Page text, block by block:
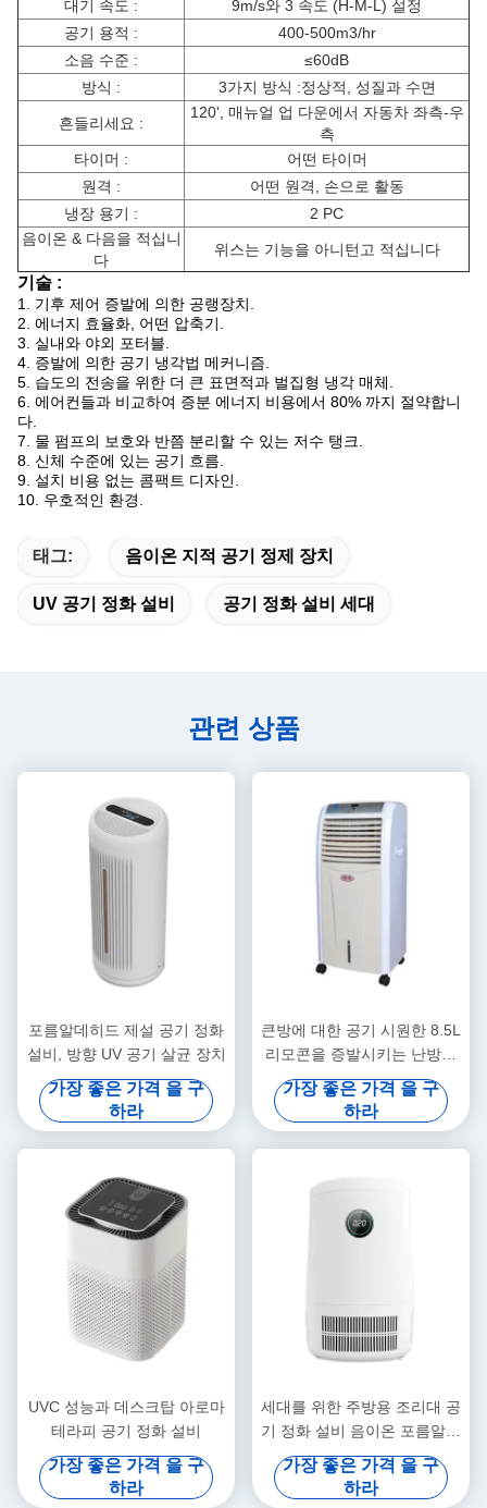
대기 속도 :
9m/s와 3 속도 (H-M-L) 설정
공기 용적 :
400-500m3/hr
소음 수준 :
≤60dB
방식 :
3가지 방식 :정상적, 성질과 수면
흔들리세요 :
120', 매뉴얼 업 다운에서 자동차 좌측-우
측
타이머 :
어떤 타이머
원격 :
어떤 원격, 손으로 활동
냉장 용기 :
2 PC
음이온 & 다음을 적십니
다
위스는 기능을 아니턴고 적십니다
기술 :
1. 기후 제어 증발에 의한 공랭장치.
2. 에너지 효율화, 어떤 압축기.
3. 실내와 야외 포터블.
4. 증발에 의한 공기 냉각법 메커니즘.
5. 습도의 전송을 위한 더 큰 표면적과 벌집형 냉각 매체.
6. 에어컨들과 비교하여 증분 에너지 비용에서 80% 까지 절약합니
다.
7. 물 펌프의 보호와 반쯤 분리할 수 있는 저수 탱크.
8. 신체 수준에 있는 공기 흐름.
9. 설치 비용 없는 콤팩트 디자인.
10. 우호적인 환경.
태그: 음이온 지적 공기 정제 장치
UV 공기 정화 설비 공기 정화 설비 세대
관련 상품
포름알데히드 제설 공기 정화
설비, 방향 UV 공기 살균 장치
가장 좋은 가격 을 구
하라
큰방에 대한 공기 시원한 8.5L
리모콘을 증발시키는 난방을
냉각시키는 공기
가장 좋은 가격 을 구
하라
UVC 성능과 데스크탑 아로마
테라피 공기 정화 설비
가장 좋은 가격 을 구
하라
세대를 위한 주방용 조리대 공
기 정화 설비 음이온 포름알데
히드 제설
가장 좋은 가격 을 구
하라